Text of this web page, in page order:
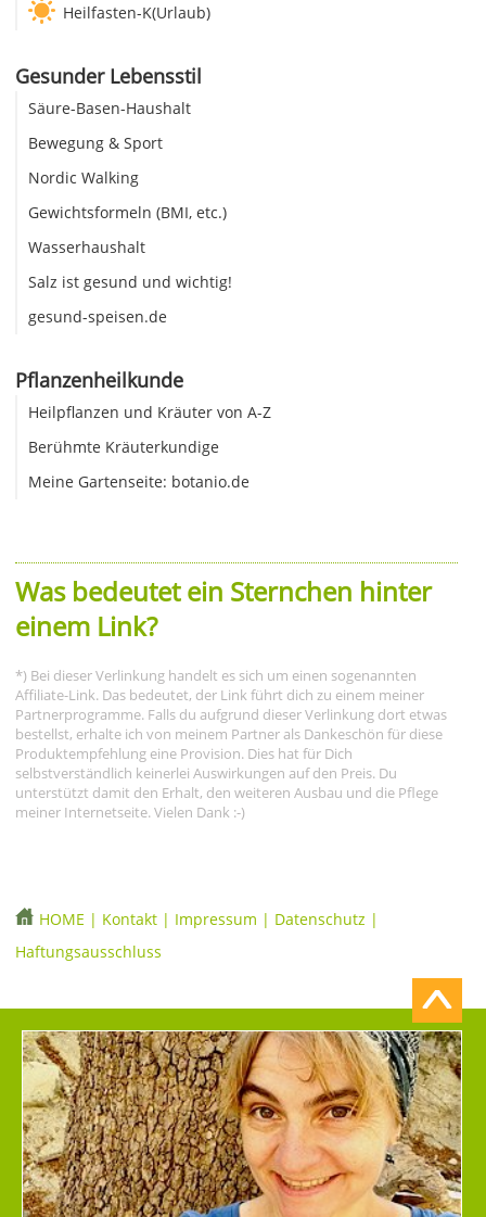
Heilfasten-K(Urlaub)
Gesunder Lebensstil
Säure-Basen-Haushalt
Bewegung & Sport
Nordic Walking
Gewichtsformeln (BMI, etc.)
Wasserhaushalt
Salz ist gesund und wichtig!
gesund-speisen.de
Pflanzenheilkunde
Heilpflanzen und Kräuter von A-Z
Berühmte Kräuterkundige
Meine Gartenseite: botanio.de
Was bedeutet ein Sternchen hinter
einem Link?
*) Bei dieser Verlinkung handelt es sich um einen sogenannten
Affiliate-Link. Das bedeutet, der Link führt dich zu einem meiner
Partnerprogramme. Falls du aufgrund dieser Verlinkung dort etwas
bestellst, erhalte ich von meinem Partner als Dankeschön für diese
Produktempfehlung eine Provision. Dies hat für Dich
selbstverständlich keinerlei Auswirkungen auf den Preis. Du
unterstützt damit den Erhalt, den weiteren Ausbau und die Pflege
meiner Internetseite. Vielen Dank :-)
HOME | Kontakt | Impressum | Datenschutz |
Haftungsausschluss